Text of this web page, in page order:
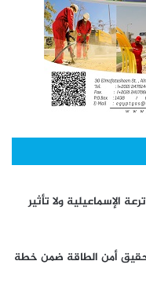
الإسماعيلية ولا تأثير
أمن الطاقة ضمن خطة